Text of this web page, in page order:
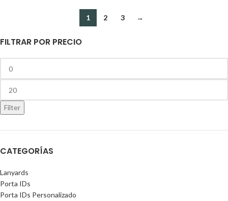
FILTRAR POR PRECIO
Filter
CATEGORÍAS
Lanyards
Porta IDs
Porta IDs Personalizado
1 2 3 →